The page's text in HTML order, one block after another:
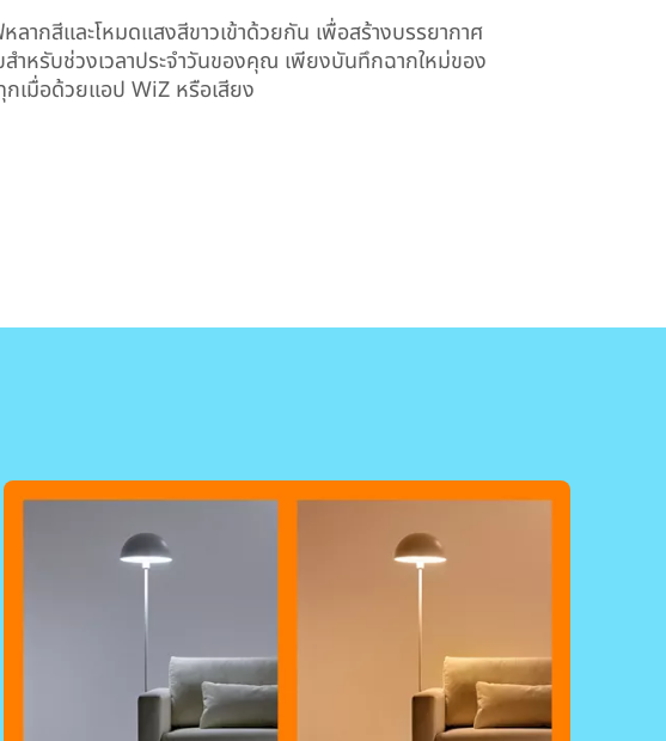
ลากสีและโหมดแสงสีขาวเข้าด้วยกัน เพื่อสร้างบรรยากาศ
หรับช่วงเวลาประจำวันของคุณ เพียงบันทึกฉากใหม่ของ
กเมื่อด้วยแอป WiZ หรือเสียง